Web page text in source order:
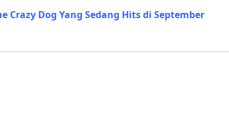
Crazy Dog Yang Sedang Hits di September